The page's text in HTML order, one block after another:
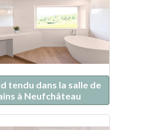
tendu dans la salle de
à Neufchâteau